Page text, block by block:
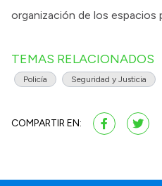
organización de los espacios
TEMAS RELACIONADOS
Policía Seguridad y Justicia
COMPARTIR EN: